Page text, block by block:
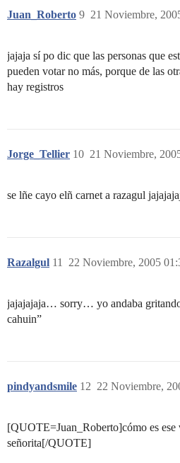
Juan_Roberto 21 Noviembre,
9
jajaja sí po dic que las personas que
pueden votar no más, porque de las
hay registros
Jorge_Tellier 21 Noviembre,
10
se lñe cayo elñ carnet a razagul
Razalgul 22 Noviembre, 2005
11
jajajajaja… sorry… yo andaba
cahuin”
pindyandsmile 22 Noviembre,
12
[QUOTE=Juan_Roberto]cómo es ese
señorita[/QUOTE]